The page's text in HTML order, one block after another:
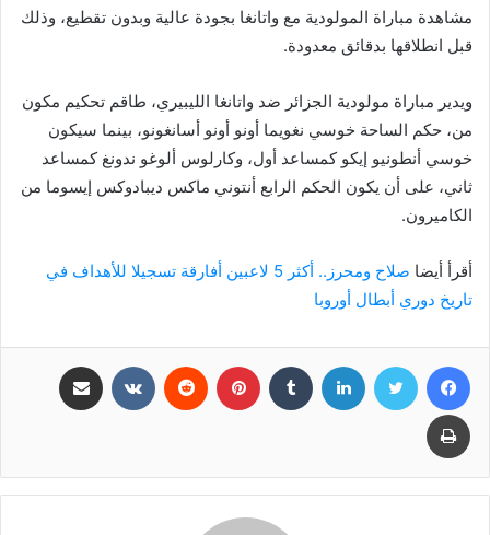
مشاهدة مباراة المولودية مع واتانغا بجودة عالية وبدون تقطيع، وذلك
قبل انطلاقها بدقائق معدودة.
ويدير مباراة مولودية الجزائر ضد واتانغا الليبيري، طاقم تحكيم مكون
من، حكم الساحة خوسي نغويما أونو أونو أسانغونو، بينما سيكون
خوسي أنطونيو إيكو كمساعد أول، وكارلوس ألوغو ندونغ كمساعد
ثاني، على أن يكون الحكم الرابع أنتوني ماكس ديبادوكس إيسوما من
الكاميرون.
أقرأ أيضا
صلاح ومحرز.. أكثر 5 لاعبين أفارقة تسجيلا للأهداف في
تاريخ دوري أبطال أوروبا
فيسبوك تويتر لينكدإن بينتيريست
طباعة